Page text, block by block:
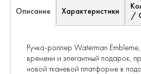
Описание Характеристики
/
Ручка-роллер Waterman
времени и элегантный подарок,
новой тканевой платформе в